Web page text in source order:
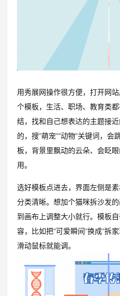
用秀展网操作很方便，打开网
个模板，生活、职场、教育类
结，找和自己想表达的主题接
的，搜“萌宠”“动物”关键词，
板，背景里飘动的云朵、会眨
用。
选好模板点进去，界面左侧是
分类清晰。想加个猫咪拆沙发的
到画布上调整大小就行。模板
容，比如把“可爱瞬间”换成“拆
滑动鼠标就能调。